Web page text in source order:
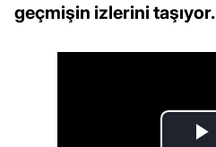
geçmişin izlerini taşıyor.